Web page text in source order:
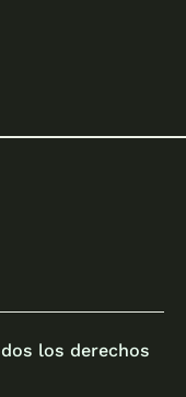
los derechos